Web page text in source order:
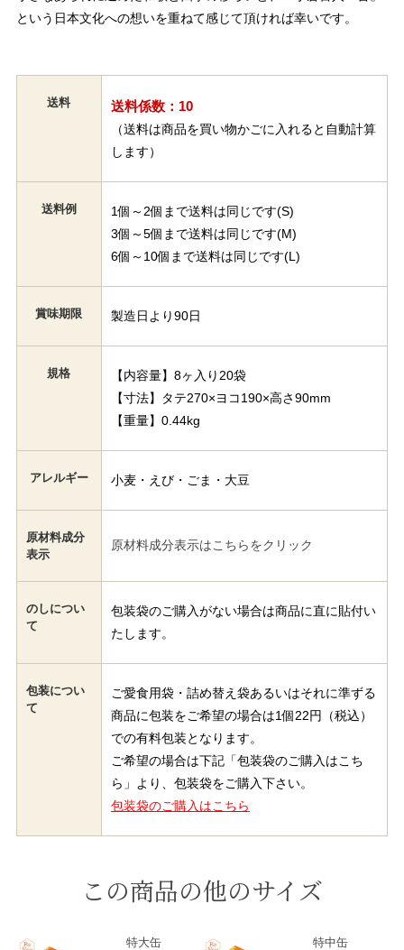
という日本文化への想いを重ねて感じて頂ければ幸いです。
送料 送料係数：10
（送料は商品を買い物かごに入れると自動計算
します）
送料例
1個～2個まで送料は同じです(S)
3個～5個まで送料は同じです(M)
6個～10個まで送料は同じです(L)
賞味期限 製造日より90日
規格
【内容量】8ヶ入り20袋
【寸法】タテ270×ヨコ190×高さ90mm
【重量】0.44kg
アレルギー 小麦・えび・ごま・大豆
原材料成分
表示
原材料成分表示はこちらをクリック
のしについ
て
包装袋のご購入がない場合は商品に直に貼付い
たします。
包装につい
て
ご愛食用袋・詰め替え袋あるいはそれに準ずる
商品に包装をご希望の場合は1個22円（税込）
での有料包装となります。
ご希望の場合は下記「包装袋のご購入はこち
ら」より、包装袋をご購入下さい。
包装袋のご購入はこちら
この商品の他のサイズ
特大缶
特中缶